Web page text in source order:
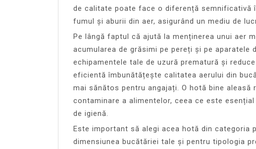
de calitate poate face o diferență semnificativă
fumul și aburii din aer, asigurând un mediu de
Pe lângă faptul că ajută la menținerea unui aer
acumularea de grăsimi pe pereți și pe
echipamentele tale de uzură prematură și
eficientă îmbunătățește calitatea aerului din
mai sănătos pentru angajați. O hotă bine
contaminare a alimentelor, ceea ce este
de igienă.
Este important să alegi acea hotă din categoria
dimensiunea bucătăriei tale și pentru tipologia